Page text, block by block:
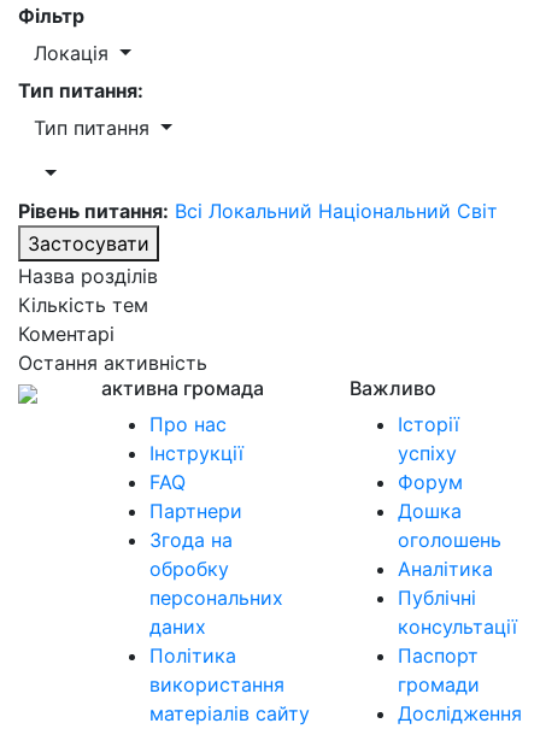
Фільтр
Локація
Тип питання:
Тип питання
Рівень питання: Всі Локальний Національний Світ
Застосувати
Назва розділів
Кількість тем
Коментарі
Остання активність
активна громада
Про нас
Інструкції
FAQ
Партнери
Згода на
обробку
персональних
даних
Політика
використання
матеріалів сайту
Важливо
Історії
успіху
Форум
Дошка
оголошень
Аналітика
Публічні
консультації
Паспорт
громади
Дослідження